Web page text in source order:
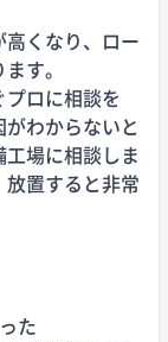
くなり、ロー
す。
ロに相談を
わからないと
場に相談しま
置すると非常
た